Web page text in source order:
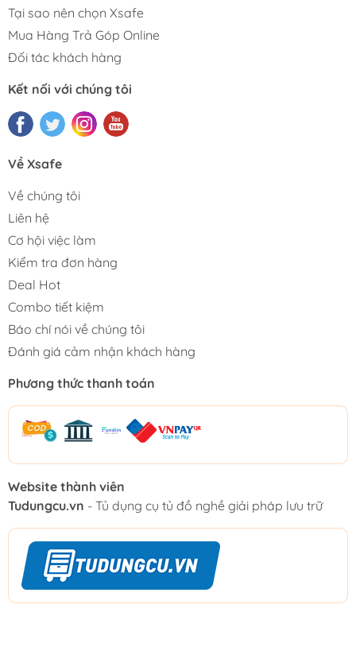
Tại sao nên chọn Xsafe
Mua Hàng Trả Góp Online
Đối tác khách hàng
Kết nối với chúng tôi
Về Xsafe
Về chúng tôi
Liên hệ
Cơ hội việc làm
Kiểm tra đơn hàng
Deal Hot
Combo tiết kiệm
Báo chí nói về chúng tôi
Đánh giá cảm nhận khách hàng
Phương thức thanh toán
Website thành viên
Tudungcu.vn - Tủ dụng cụ tủ đồ nghề giải pháp lưu trữ